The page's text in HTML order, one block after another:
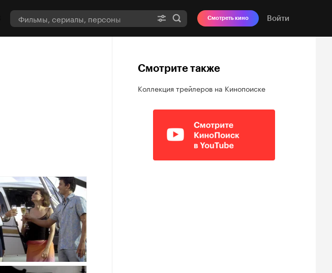
Смотреть кино Войти
Смотрите также
Коллекция трейлеров на Кинопоиске